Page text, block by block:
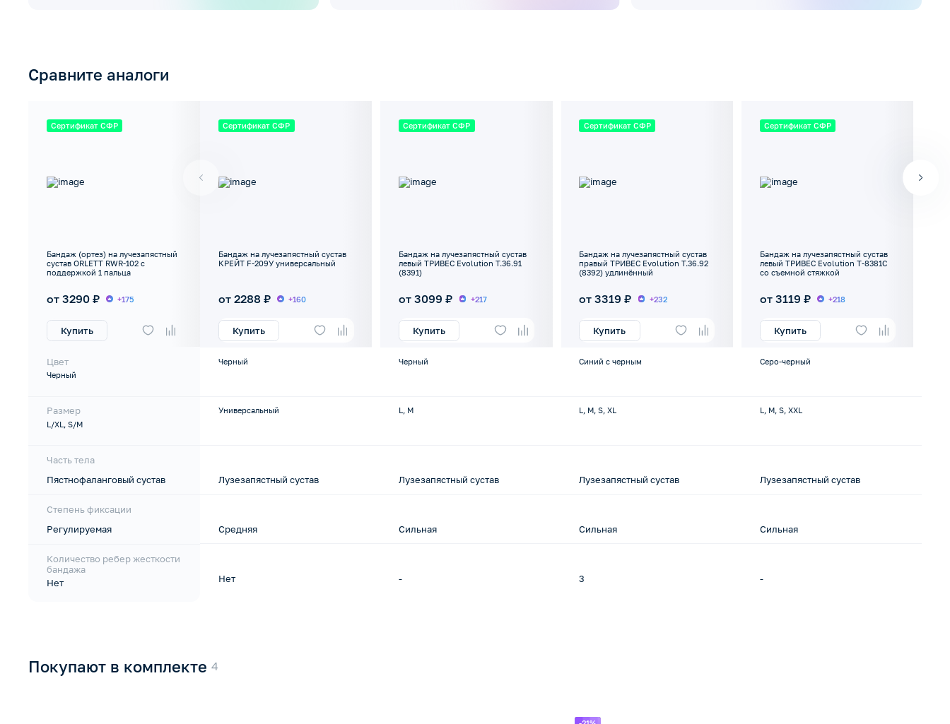
Сравните аналоги
Сертификат СФР
Бандаж (ортез) на лучезапястный
сустав ORLETT RWR-102 с
поддержкой 1 пальца
от 3290 ₽ +175
Купить
Цвет
Черный
Размер
L/XL, S/M
Часть тела
Пястнофаланговый сустав
Степень фиксации
Регулируемая
Количество ребер жесткости
бандажа
Нет
Сертификат СФР
Бандаж на лучезапястный сустав
КРЕЙТ F-209У универсальный
от 2288 ₽ +160
Купить
Черный
Универсальный
Лузезапястный сустав
Средняя
Нет
Сертификат СФР
Бандаж на лучезапястный сустав
левый ТРИВЕС Evolution Т.36.91
(8391)
от 3099 ₽ +217
Купить
Черный
L, M
Лузезапястный сустав
Сильная
-
Сертификат СФР
Бандаж на лучезапястный сустав
правый ТРИВЕС Evolution Т.36.92
(8392) удлинённый
от 3319 ₽ +232
Купить
Синий с черным
L, M, S, XL
Лузезапястный сустав
Сильная
3
Сертификат СФР
Бандаж на лучезапястный сустав
левый ТРИВЕС Evolution Т-8381С
со съемной стяжкой
от 3119 ₽ +218
Купить
Серо-черный
L, M, S, XXL
Лузезапястный сустав
Сильная
-
Покупают в комплекте